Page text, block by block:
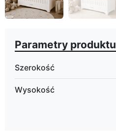
Parametry produktu
Szerokość
Wysokość